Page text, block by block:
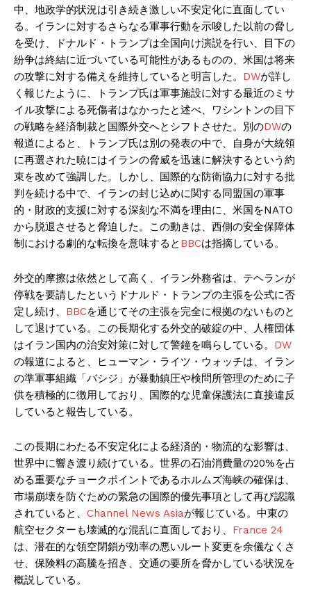
中、地政学的状況は引き続き激しい不安定化に直面してい
る。イランに対するさらなる軍事行動を示唆した以前の脅し
を受け、ドナルド・トランプは全国向け演説を行い、目下の
紛争は終結に近づいている可能性があるものの、米国は将来
の攻撃に対する備えを維持していると明言した。 DWが詳し
く報じたように、トランプ氏は軍事施設に対する最近のミサ
イル攻撃による死傷者はなかったと述べ、ワシントンの目下
の戦略を経済制裁と国際外交へとシフトさせた。別のDWの
報道によると、トランプ氏は別の発表の中で、自身が大統領
に再選された暁にはイランの脅威を迅速に解決するという約
束を改めて強調した。しかし、国際的な防衛協力に対する批
判を続ける中で、イランの封じ込めに関する同盟国の軍事
的・財政的支援に対する深刻な不満を理由に、米国をNATO
から脱退させると脅迫した。この動きは、西側の安全保障体
制における劇的な転換を意味すると BBCは指摘している。
外交的摩擦は依然として高く、イラン外務省は、テヘランが
停戦を要請したというドナルド・トランプの主張を公式に否
定し続け、 BBCを通じてその主張を完全に根拠のないものと
して退けている。この長期化する外交的破綻の中、人権団体
はイラン国内の治安対策に対して警鐘を鳴らしている。 DW
の報道によると、ヒューマン・ライツ・ウォッチは、イラン
の準軍事組織「バシジ」が暴動鎮圧や検問所管理のために子
供を積極的に徴用しており、国際的な児童保護法に直接違反
していると報告している。
この長期にわたる不安定化による経済的・物流的な影響は、
世界中に響き渡り続けている。世界の石油消費量の20%を占
める重要なチョークポイントであるホルムズ海峡の確保は、
市場崩壊を防ぐための緊急の国際的優先事項として再び認識
されていると、 Channel News Asiaが報じている。中東の
航空セクターも壊滅的な混乱に直面しており、 France 24
は、潜在的な領空閉鎖が効率の悪いルート変更を余儀なくさ
せ、保険料の高騰を招き、交通の要所を脅かしている状況を
概説している。